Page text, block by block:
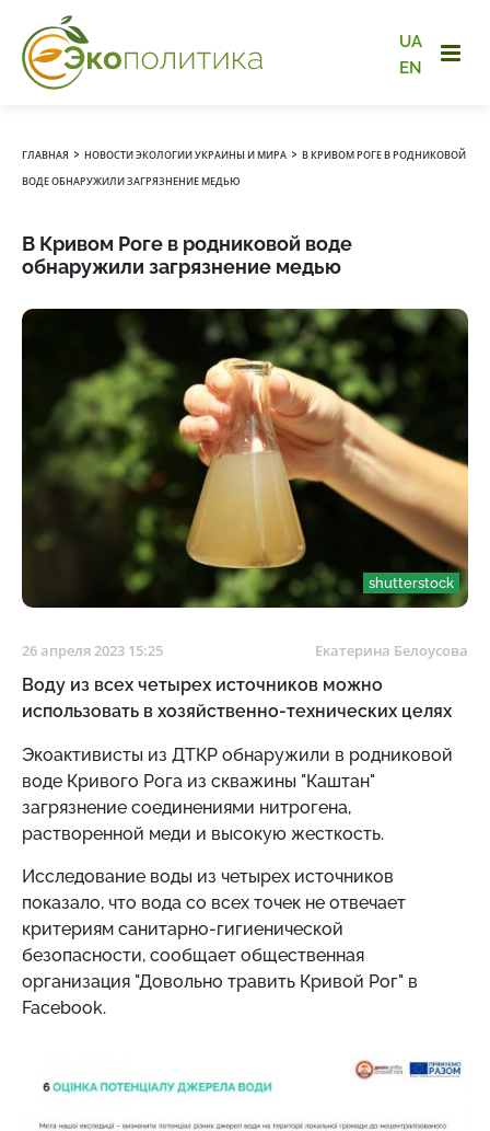
UA
EN
ГЛАВНАЯ › НОВОСТИ ЭКОЛОГИИ УКРАИНЫ И МИРА › В КРИВОМ РОГЕ В РОДНИКОВОЙ
ВОДЕ ОБНАРУЖИЛИ ЗАГРЯЗНЕНИЕ МЕДЬЮ
В Кривом Роге в родниковой воде
обнаружили загрязнение медью
shutterstock
26 апреля 2023 15:25 Екатерина Белоусова
Воду из всех четырех источников можно
использовать в хозяйственно-технических целях
Экоактивисты из ДТКР обнаружили в родниковой
воде Кривого Рога из скважины "Каштан"
загрязнение соединениями нитрогена,
растворенной меди и высокую жесткость.
Исследование воды из четырех источников
показало, что вода со всех точек не отвечает
критериям санитарно-гигиенической
безопасности, сообщает общественная
организация "Довольно травить Кривой Рог" в
Facebook.